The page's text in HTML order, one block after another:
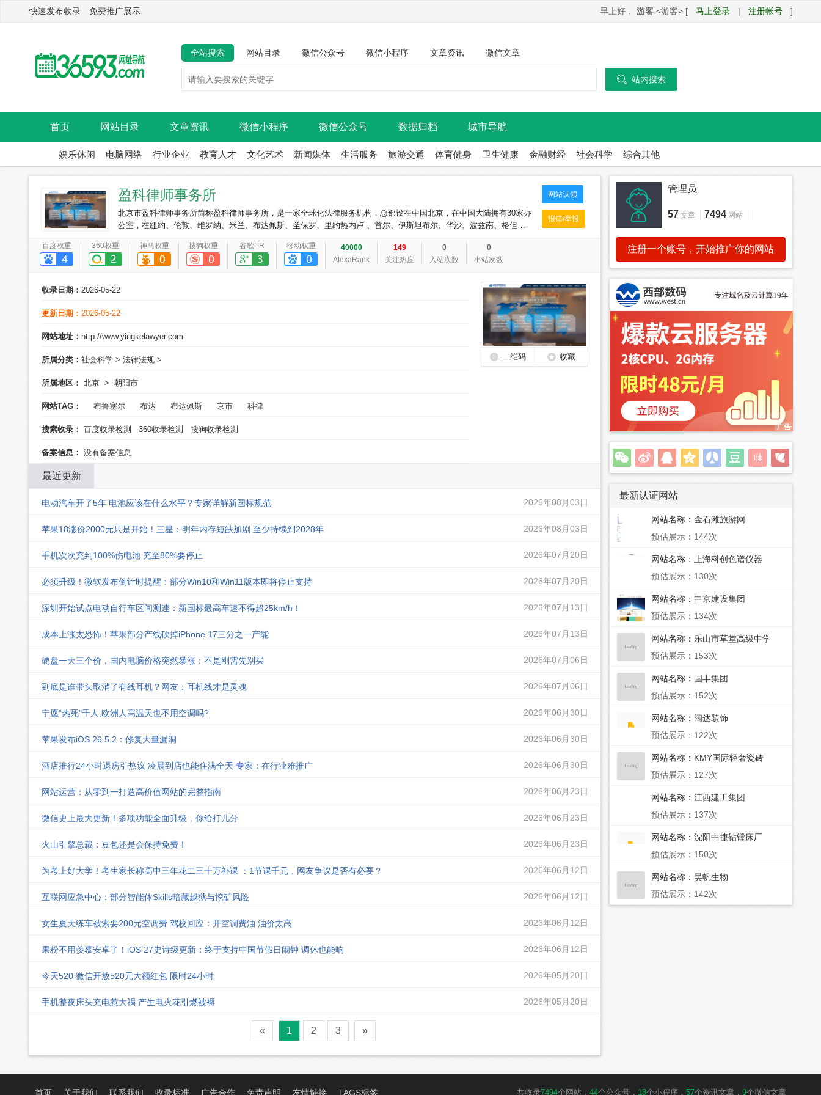
快速发布收录 免费推广展示 早上好， 游客 <游客> [ 马上登录 | 注册帐号 ]
全站搜索 网站目录 微信公众号 微信小程序 文章资讯 微信文章
 站内搜索
首页 网站目录 文章资讯 微信小程序 微信公众号 数据归档 城市导航
娱乐休闲 电脑网络 行业企业 教育人才 文化艺术 新闻媒体 生活服务 旅游交通 体育健身 卫生健康 金融财经 社会科学 综合其他
盈科律师事务所
北京市盈科律师事务所简称盈科律师事务所，是一家全球化法律服务机构，总部设在中国北京，在中国大陆拥有30家办
公室，在纽约、伦敦、维罗纳、米兰、布达佩斯、圣保罗、里约热内卢 、首尔、伊斯坦布尔、华沙、波兹南、格但斯
网站认领
报错/举报
百度权重 360权重 神马权重 搜狗权重 谷歌PR 移动权重
40000
AlexaRank
149
关注热度
0
入站次数
0
出站次数
收录日期： 2026-05-22
更新日期： 2026-05-22
网站地址： http://www.yingkelawyer.com
所属分类： 社会科学 > 法律法规 >
所属地区： 北京 > 朝阳市
网站TAG： 布鲁塞尔 布达 布达佩斯 京市 科律
搜索收录： 百度收录检测 360收录检测 搜狗收录检测
备案信息： 没有备案信息
二维码 收藏
最近更新
电动汽车开了5年 电池应该在什么水平？专家详解新国标规范 2026年08月03日
苹果18涨价2000元只是开始！三星：明年内存短缺加剧 至少持续到2028年 2026年08月03日
手机次次充到100%伤电池 充至80%要停止 2026年07月20日
必须升级！微软发布倒计时提醒：部分Win10和Win11版本即将停止支持 2026年07月20日
深圳开始试点电动自行车区间测速：新国标最高车速不得超25km/h！ 2026年07月13日
成本上涨太恐怖！苹果部分产线砍掉iPhone 17三分之一产能 2026年07月13日
硬盘一天三个价，国内电脑价格突然暴涨：不是刚需先别买 2026年07月06日
到底是谁带头取消了有线耳机？网友：耳机线才是灵魂 2026年07月06日
宁愿"热死"千人,欧洲人高温天也不用空调吗? 2026年06月30日
苹果发布iOS 26.5.2：修复大量漏洞 2026年06月30日
酒店推行24小时退房引热议 凌晨到店也能住满全天 专家：在行业难推广 2026年06月30日
网站运营：从零到一打造高价值网站的完整指南 2026年06月23日
微信史上最大更新！多项功能全面升级，你给打几分 2026年06月23日
火山引擎总裁：豆包还是会保持免费！ 2026年06月23日
为考上好大学！考生家长称高中三年花二三十万补课 ：1节课千元，网友争议是否有必要？ 2026年06月12日
互联网应急中心：部分智能体Skills暗藏越狱与挖矿风险 2026年06月12日
女生夏天练车被索要200元空调费 驾校回应：开空调费油 油价太高 2026年06月12日
果粉不用羡慕安卓了！iOS 27史诗级更新：终于支持中国节假日闹钟 调休也能响 2026年06月12日
今天520 微信开放520元大额红包 限时24小时 2026年05月20日
手机整夜床头充电惹大祸 产生电火花引燃被褥 2026年05月20日
« 1 2 3 »
管理员
57 文章 7494 网站
注册一个账号，开始推广你的网站
最新认证网站
网站名称： 金石滩旅游网
预估展示：144次
网站名称：
上海科创色谱仪器
预估展示：130次
网站名称： 中京建设集团
预估展示：134次
网站名称： 乐山市草堂高级中学
预估展示：153次
网站名称： 国丰集团
预估展示：152次
网站名称： 阔达装饰
预估展示：122次
网站名称： KMY国际轻奢瓷砖
预估展示：127次
网站名称： 江西建工集团
预估展示：137次
网站名称： 沈阳中捷钻镗床厂
预估展示：150次
网站名称： 昊帆生物
预估展示：142次
共收录7494个网站， 44个公众号， 18个小程序， 57个资讯文章， 9个微信文章
首页 关于我们 联系我们 收录标准 广告合作 免责声明 友情链接 TAGS标签